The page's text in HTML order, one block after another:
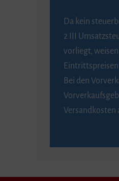
Da kein
2 III
vorliegt,
Bei den
Versandkosten